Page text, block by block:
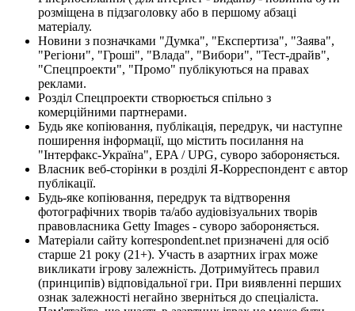
розміщена в підзаголовку або в першому абзаці
матеріалу.
Новини з позначками "Думка", "Експертиза", "Заява",
"Регіони", "Гроші", "Влада", "Вибори", "Тест-драйв",
"Спецпроекти", "Промо" публікуються на правах
реклами.
Розділ Спецпроекти створюється спільно з
комерційними партнерами.
Будь яке копіювання, публікація, передрук, чи наступне
поширення інформації, що містить посилання на
"Інтерфакс-Україна", EPA / UPG, суворо забороняється.
Власник веб-сторінки в розділі Я-Корреспондент є автор
публікації.
Будь-яке копіювання, передрук та відтворення
фотографічних творів та/або аудіовізуальних творів
правовласника Getty Images - суворо забороняється.
Матеріали сайту korrespondent.net призначені для осіб
старше 21 року (21+). Участь в азартних іграх може
викликати ігрову залежність. Дотримуйтесь правил
(принципів) відповідальної гри. При виявленні перших
ознак залежності негайно зверніться до спеціаліста.